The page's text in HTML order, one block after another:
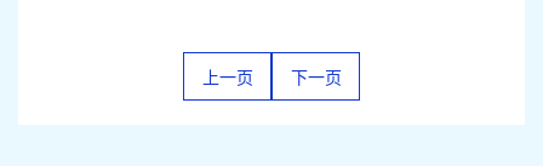
上一页 下一页